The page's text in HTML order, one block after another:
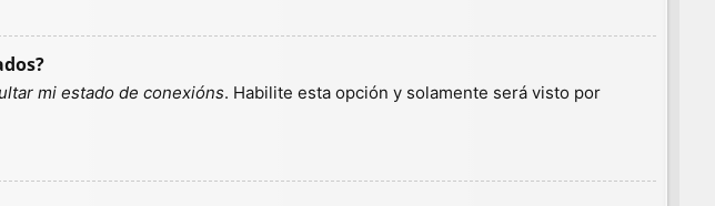
mi estado de conexións. Habilite esta opción y solamente será visto por